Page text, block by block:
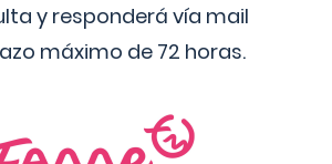
y responderá vía mail
máximo de 72 horas.